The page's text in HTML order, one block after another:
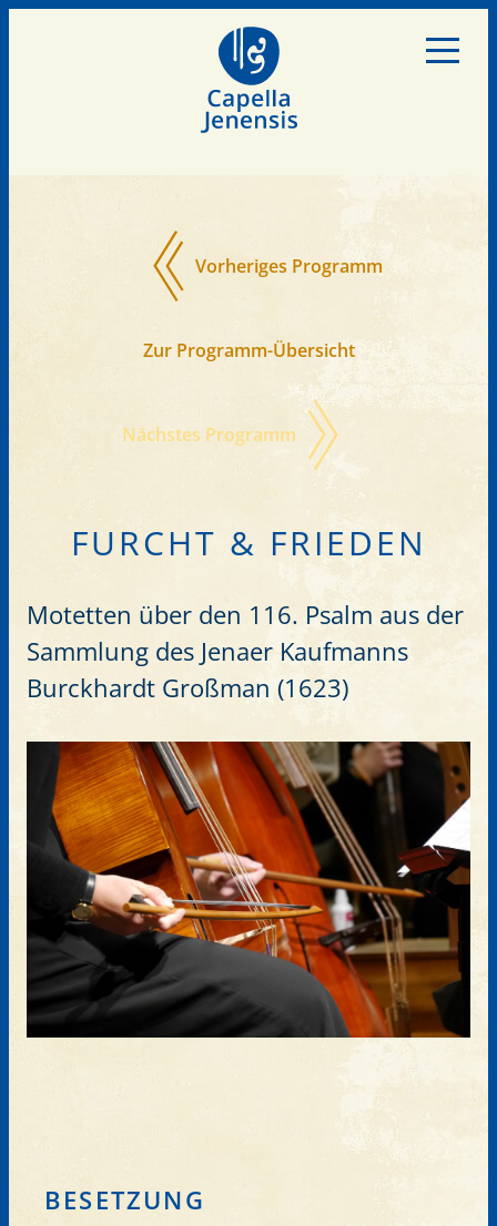
Ensemble
Programme
Diskografie
Videos
Presse
Konzertreihe Klingende Residenzen
Fördern
Vorheriges Programm
Zur Programm-Übersicht
Nächstes Programm
FURCHT & FRIEDEN
Motetten über den 116. Psalm aus der
Sammlung des Jenaer Kaufmanns
Burckhardt Großman (1623)
BESETZUNG